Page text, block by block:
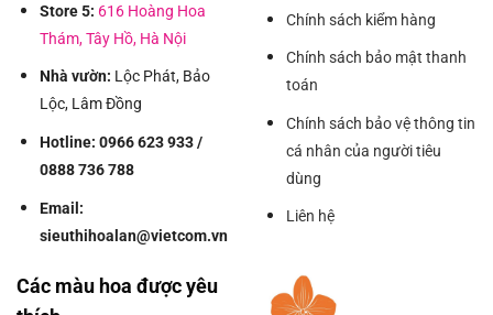
Store 5: 616 Hoàng Hoa
Thám, Tây Hồ, Hà Nội
Nhà vườn: Lộc Phát, Bảo
Lộc, Lâm Đồng
Hotline: 0966 623 933 /
0888 736 788
Email:
sieuthihoalan@vietcom.vn
Chính sách kiểm hàng
Chính sách bảo mật thanh
toán
Chính sách bảo vệ thông tin
cá nhân của người tiêu
dùng
Liên hệ
Các màu hoa được yêu